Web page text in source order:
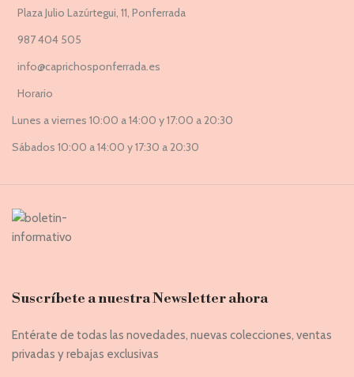
Plaza Julio Lazúrtegui, 11, Ponferrada
987 404 505
info@caprichosponferrada.es
Horario
Lunes a viernes 10:00 a 14:00 y 17:00 a 20:30
Sábados 10:00 a 14:00 y 17:30 a 20:30
Suscríbete a nuestra Newsletter ahora
Entérate de todas las novedades, nuevas colecciones, ventas
privadas y rebajas exclusivas